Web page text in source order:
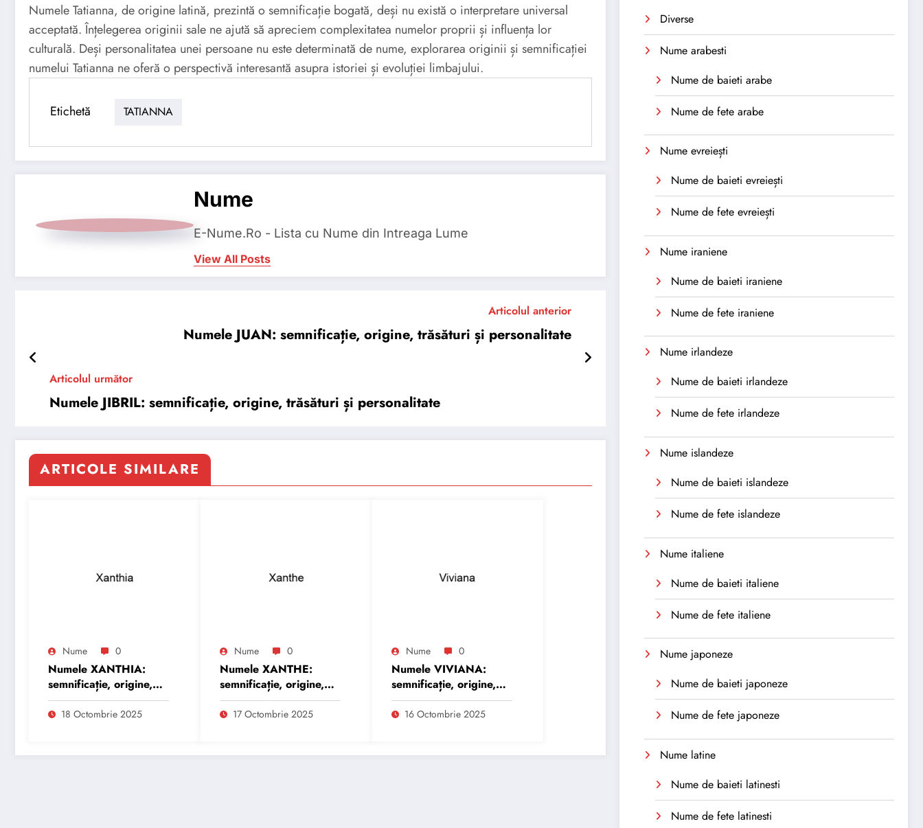
Numele Tatianna, de origine latină, prezintă o semnificație bogată, deși nu există o interpretare universal
acceptată. Înțelegerea originii sale ne ajută să apreciem complexitatea numelor proprii și influența lor
culturală. Deși personalitatea unei persoane nu este determinată de nume, explorarea originii și semnificației
numelui Tatianna ne oferă o perspectivă interesantă asupra istoriei și evoluției limbajului.
Etichetă TATIANNA
Nume
E-Nume.Ro - Lista cu Nume din Intreaga Lume
View All Posts
Articolul anterior
Numele JUAN: semnificație, origine, trăsături și personalitate
Articolul următor
Numele JIBRIL: semnificație, origine, trăsături și personalitate
ARTICOLE SIMILARE
Nume 0
Numele XANTHIA:
semnificație, origine,
trăsături și
personalitate
18 Octombrie 2025
Nume 0
Numele XANTHE:
semnificație, origine,
trăsături și
personalitate
17 Octombrie 2025
Nume 0
Numele VIVIANA:
semnificație, origine,
trăsături și
personalitate
16 Octombrie 2025
Diverse
Nume arabesti
Nume de baieti arabe
Nume de fete arabe
Nume evreiești
Nume de baieti evreiești
Nume de fete evreiești
Nume iraniene
Nume de baieti iraniene
Nume de fete iraniene
Nume irlandeze
Nume de baieti irlandeze
Nume de fete irlandeze
Nume islandeze
Nume de baieti islandeze
Nume de fete islandeze
Nume italiene
Nume de baieti italiene
Nume de fete italiene
Nume japoneze
Nume de baieti japoneze
Nume de fete japoneze
Nume latine
Nume de baieti latinesti
Nume de fete latinesti